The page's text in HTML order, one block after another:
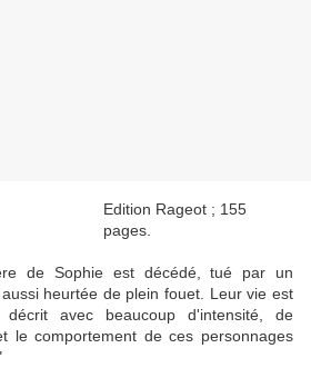
Edition Rageot ; 155
pages.
de Sophie est décédé, tué par un
heurtée de plein fouet. Leur vie est
décrit avec beaucoup d'intensité, de
le comportement de ces personnages